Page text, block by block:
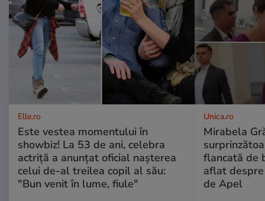
Elle.ro
Este vestea momentului în
showbiz! La 53 de ani, celebra
actriță a anunțat oficial nașterea
celui de-al treilea copil al său:
"Bun venit în lume, fiule"
Unica.ro
Mirabela
flancată de
aflat
de Apel